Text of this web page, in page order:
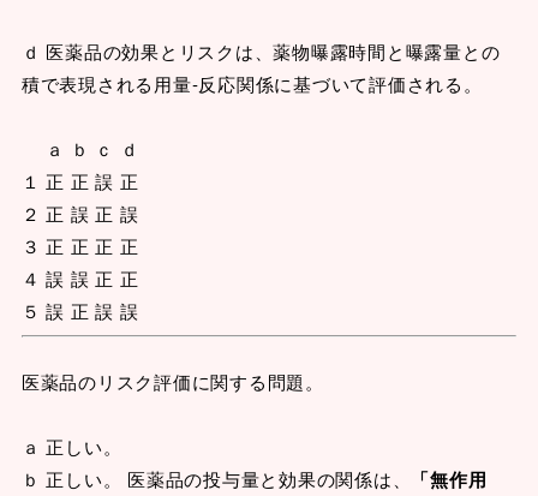
ｄ 医薬品の効果とリスクは、薬物曝露時間と曝露量との
積で表現される用量‐反応関係に基づいて評価される。
ａ ｂ ｃ ｄ
１ 正 正 誤 正
２ 正 誤 正 誤
３ 正 正 正 正
４ 誤 誤 正 正
５ 誤 正 誤 誤
医薬品のリスク評価に関する問題。
ａ 正しい。
ｂ 正しい。 医薬品の投与量と効果の関係は、
「無作用